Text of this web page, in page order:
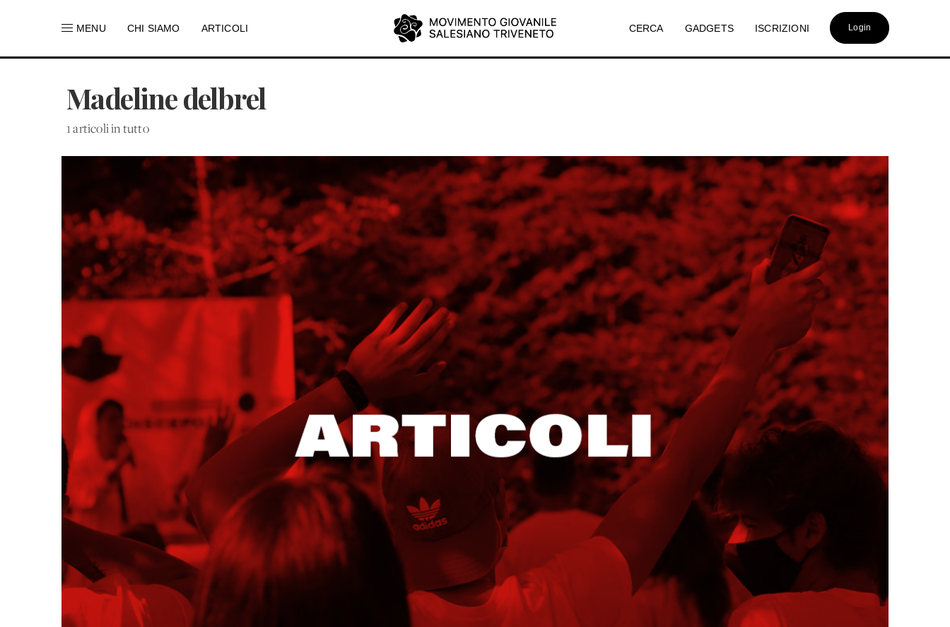
MENU CHI SIAMO ARTICOLI CERCA GADGETS ISCRIZIONI Login
Madeline delbrel
1 articoli in tutto